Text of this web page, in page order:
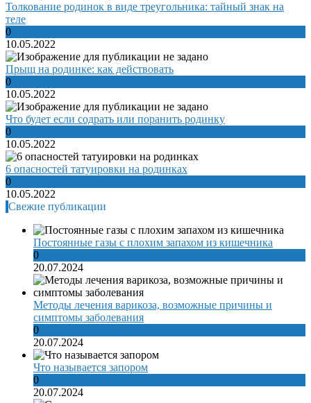
Толкование родинок в виде треугольника: тайный знак на
теле
0
10.05.2022
Прыщ на родинке: как действовать
0
10.05.2022
Что будет если содрать или поранить родинку
0
10.05.2022
6 опасностей татуировки на родинках
0
10.05.2022
Свежие публикации
Постоянные газы с плохим запахом из кишечника
0
20.07.2024
Методы лечения варикоза, возможные причины и
симптомы заболевания
0
20.07.2024
Что называется запором
0
20.07.2024